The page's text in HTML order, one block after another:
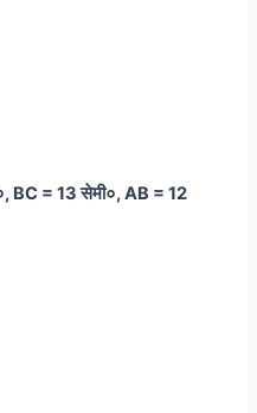
BC = 13 सेमी०, AB = 12